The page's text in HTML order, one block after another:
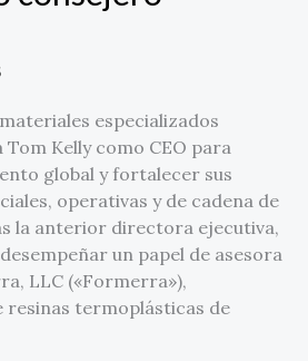
especializados
Kelly como CEO para
global y fortalecer sus
operativas y de cadena de
la anterior directora ejecutiva,
un papel de asesora
LLC («Formerra»),
termoplásticas de